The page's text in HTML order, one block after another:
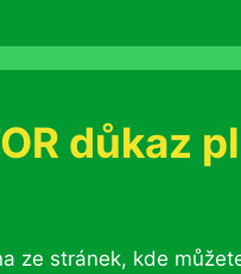
důkaz
ze stránek, kde